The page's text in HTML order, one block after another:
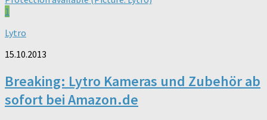
1
Lytro
15.10.2013
Breaking: Lytro Kameras und Zubehör ab
sofort bei Amazon.de